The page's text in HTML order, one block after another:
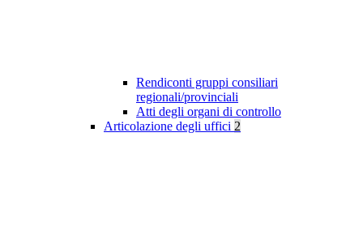
Rendiconti gruppi consiliari
regionali/provinciali
Atti degli organi di controllo
Articolazione degli uffici 2